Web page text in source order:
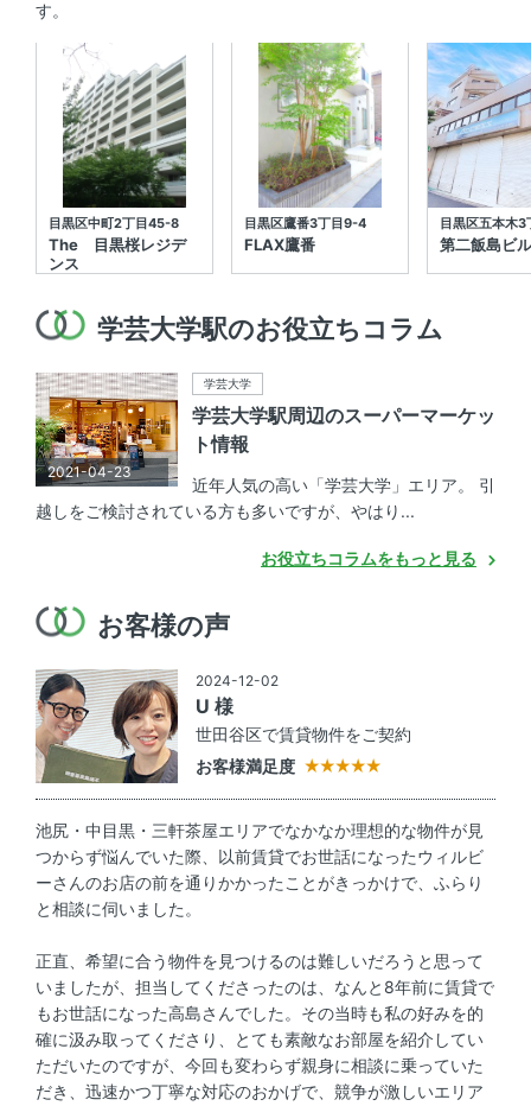
す。
目黒区中町2丁目45-8
The 目黒桜レジデ
ンス
目黒区鷹番3丁目9-4
FLAX鷹番
目黒区五本木
第二飯島ビル
学芸大学駅のお役立ちコラム
2021-04-23
学芸大学
学芸大学駅周辺のスーパーマーケッ
ト情報
近年人気の高い「学芸大学」エリア。 引
越しをご検討されている方も多いですが、やはり...
お役立ちコラムをもっと見る
お客様の声
2024-12-02
U 様
世田谷区で賃貸物件をご契約
お客様満足度
池尻・中目黒・三軒茶屋エリアでなかなか理想的な物件が見
つからず悩んでいた際、以前賃貸でお世話になったウィルビ
ーさんのお店の前を通りかかったことがきっかけで、ふらり
と相談に伺いました。
正直、希望に合う物件を見つけるのは難しいだろうと思って
いましたが、担当してくださったのは、なんと8年前に賃貸で
もお世話になった高島さんでした。その当時も私の好みを的
確に汲み取ってくださり、とても素敵なお部屋を紹介してい
ただいたのですが、今回も変わらず親身に相談に乗っていた
だき、迅速かつ丁寧な対応のおかげで、競争が激しいエリア